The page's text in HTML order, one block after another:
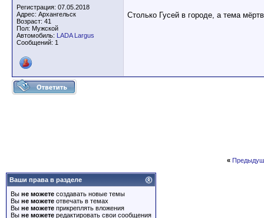
Регистрация: 07.05.2018
Адрес: Архангельск
Возраст: 41
Пол: Мужской
Автомобиль: LADA Largus
Сообщений: 1
Столько Гусей в городе, а тема
«
Ваши права в разделе
Вы не можете создавать новые темы
Вы не можете отвечать в темах
Вы не можете прикреплять вложения
Вы не можете редактировать свои сообщения